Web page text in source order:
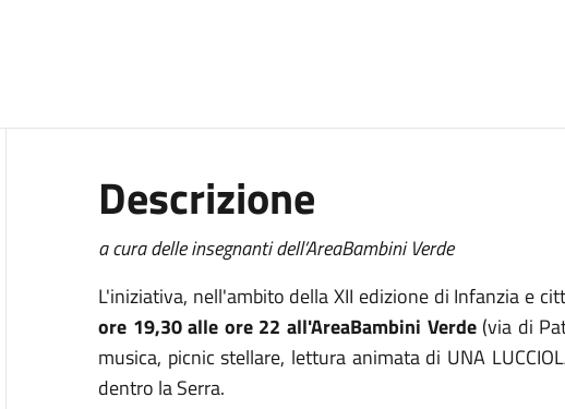
Descrizione
a cura delle insegnanti dell’AreaBambini Verde
L'iniziativa, nell'ambito della XII edizione di Infanzia e
ore 19,30 alle ore 22 all'AreaBambini Verde(via di
musica, picnic stellare, lettura animata di UNA
dentro la Serra.